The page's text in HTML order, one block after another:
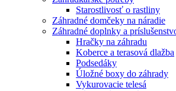
Starostlivosť o rastliny
Záhradné domčeky na náradie
Záhradné doplnky a
Hračky na záhradu
Koberce a terasová dlažba
Podsedáky
Úložné boxy do záhrady
Vykurovacie telesá